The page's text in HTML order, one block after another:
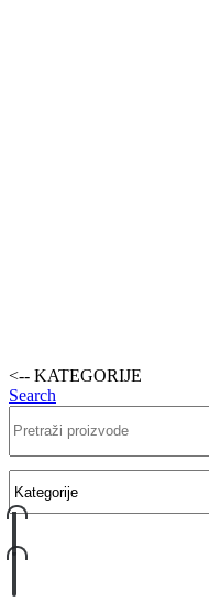
<-- KATEGORIJE
Search